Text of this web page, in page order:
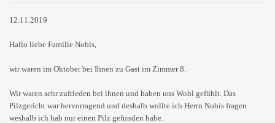
12.11.2019
Hallo liebe Familie Nobis,
wir waren im Oktober bei Ihnen zu Gast im Zimmer 8.
Wir waren sehr zufrieden bei ihnen und haben uns Wohl gefühlt. Das
Pilzgericht war hervorragend und deshalb wollte ich Herrn Nobis fragen
weshalb ich hab nur einen Pilz gefunden habe.